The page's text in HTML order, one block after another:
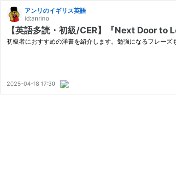
アンリのイギリス英語
id:anrino
【英語多読・初級/CER】『Next Door to
初級者におすすめの洋書を紹介します。勉強になるフレー
2025-04-18 17:30